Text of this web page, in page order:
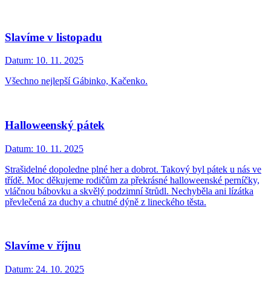
Slavíme v listopadu
Datum: 10. 11. 2025
Všechno nejlepší Gábinko, Kačenko.
Halloweenský pátek
Datum: 10. 11. 2025
Strašidelné dopoledne plné her a dobrot. Takový byl pátek u nás ve
třídě. Moc děkujeme rodičům za překrásné halloweenské perníčky,
vláčnou bábovku a skvělý podzimní štrůdl. Nechyběla ani lízátka
převlečená za duchy a chutné dýně z lineckého těsta.
Slavíme v říjnu
Datum: 24. 10. 2025